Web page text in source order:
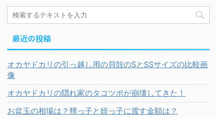
最近の投稿
オカヤドカリの引っ越し用の貝殻のSとSSサイズの比較画
像
オカヤドカリの隠れ家のタコツボが崩壊してきた！
お盆玉の相場は？甥っ子と姪っ子に渡す金額は？